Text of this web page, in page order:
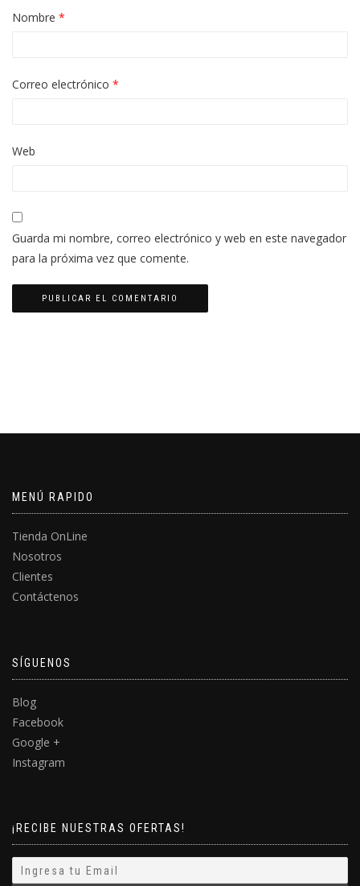
Nombre *
Correo electrónico *
Web
Guarda mi nombre, correo electrónico y web en este navegador
para la próxima vez que comente.
MENÚ RAPIDO
Tienda OnLine
Nosotros
Clientes
Contáctenos
SÍGUENOS
Blog
Facebook
Google +
Instagram
¡RECIBE NUESTRAS OFERTAS!